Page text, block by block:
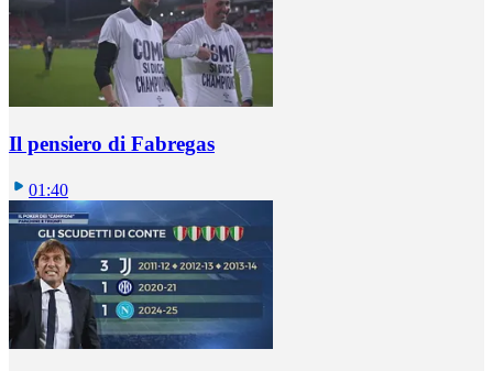
Il pensiero di Fabregas
01:40